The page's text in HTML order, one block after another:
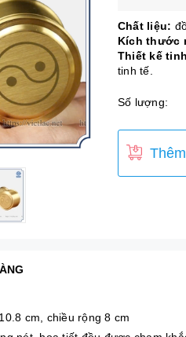
Chất liệu:
Kích thước
Thiết kế
tinh tế.
Số lượng:
cm, chiều rộng 8 cm